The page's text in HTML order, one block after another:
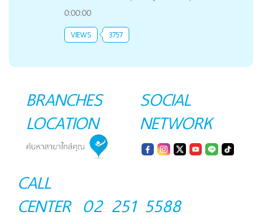
0:00:00
VIEWS 3757
BRANCHES
LOCATION
SOCIAL
NETWORK
CALL
CENTER 02 251 5588